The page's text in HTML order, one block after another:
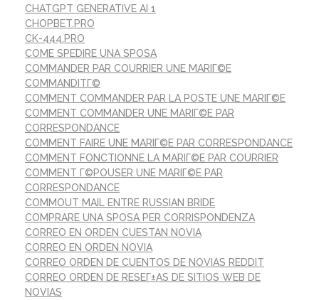
CHATGPT GENERATIVE AI 1
CHOPBET.PRO
CK-444.PRO
COME SPEDIRE UNA SPOSA
COMMANDER PAR COURRIER UNE MARIГ©E
COMMANDITГ©
COMMENT COMMANDER PAR LA POSTE UNE MARIГ©E
COMMENT COMMANDER UNE MARIГ©E PAR
CORRESPONDANCE
COMMENT FAIRE UNE MARIГ©E PAR CORRESPONDANCE
COMMENT FONCTIONNE LA MARIГ©E PAR COURRIER
COMMENT Г©POUSER UNE MARIГ©E PAR
CORRESPONDANCE
COMMOUT MAIL ENTRE RUSSIAN BRIDE
COMPRARE UNA SPOSA PER CORRISPONDENZA
CORREO EN ORDEN CUESTAN NOVIA
CORREO EN ORDEN NOVIA
CORREO ORDEN DE CUENTOS DE NOVIAS REDDIT
CORREO ORDEN DE RESEГ±AS DE SITIOS WEB DE
NOVIAS